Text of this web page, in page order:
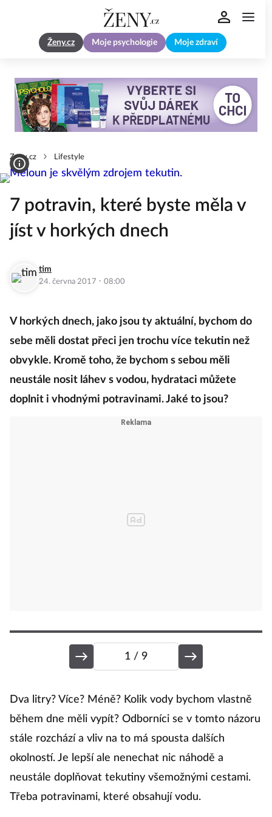
Ženy.cz Moje psychologie Moje zdraví
Zeny.cz Lifestyle
7 potravin, které byste měla v
jíst v horkých dnech
tim
24. června 2017 · 08:00
V horkých dnech, jako jsou ty aktuální, bychom do
sebe měli dostat přeci jen trochu více tekutin než
obvykle. Kromě toho, že bychom s sebou měli
neustále nosit láhev s vodou, hydrataci můžete
doplnit i vhodnými potravinami. Jaké to jsou?
1 / 9
Dva litry? Více? Méně? Kolik vody bychom vlastně
během dne měli vypít? Odborníci se v tomto názoru
stále rozchází a vliv na to má spousta dalších
okolností. Je lepší ale nenechat nic náhodě a
neustále doplňovat tekutiny všemožnými cestami.
Třeba potravinami, které obsahují vodu.